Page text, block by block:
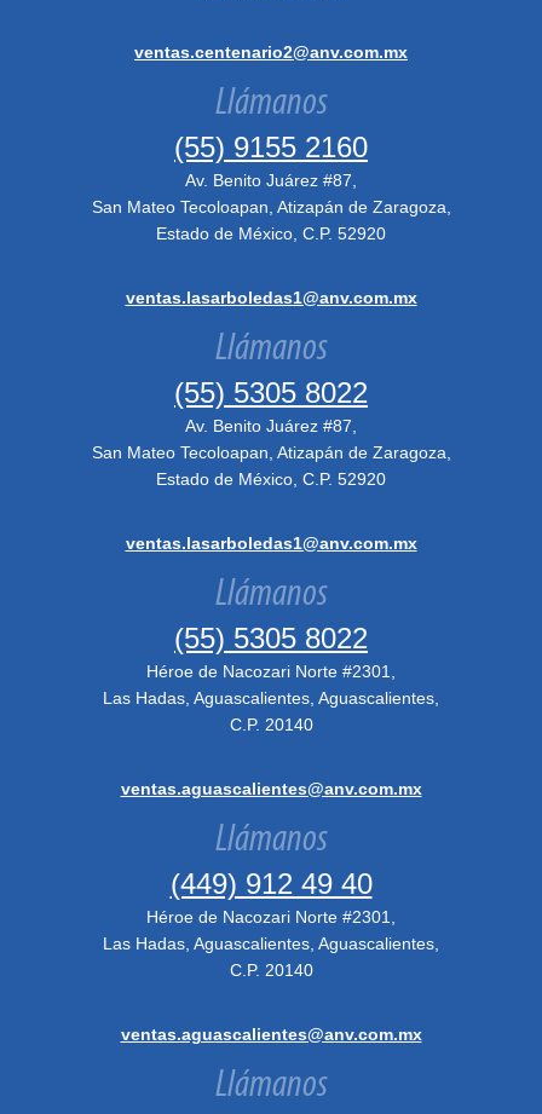
ventas.centenario2@anv.com.mx
Llámanos
(55) 9155 2160
Av. Benito Juárez #87,
San Mateo Tecoloapan, Atizapán de Zaragoza,
Estado de México, C.P. 52920
ventas.lasarboledas1@anv.com.mx
Llámanos
(55) 5305 8022
Av. Benito Juárez #87,
San Mateo Tecoloapan, Atizapán de Zaragoza,
Estado de México, C.P. 52920
ventas.lasarboledas1@anv.com.mx
Llámanos
(55) 5305 8022
Héroe de Nacozari Norte #2301,
Las Hadas, Aguascalientes, Aguascalientes,
C.P. 20140
ventas.aguascalientes@anv.com.mx
Llámanos
(449) 912 49 40
Héroe de Nacozari Norte #2301,
Las Hadas, Aguascalientes, Aguascalientes,
C.P. 20140
ventas.aguascalientes@anv.com.mx
Llámanos